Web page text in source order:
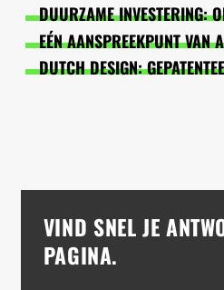
DUURZAME INVESTERING:
EÉN AANSPREEKPUNT VAN
DUTCH DESIGN:
VIND SNEL JE
PAGINA.